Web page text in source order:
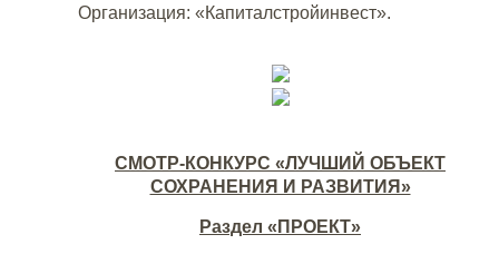
Организация: «Капиталстройинвест».
СМОТР-КОНКУРС «ЛУЧШИЙ ОБЪЕКТ
СОХРАНЕНИЯ И РАЗВИТИЯ»
Раздел «ПРОЕКТ»